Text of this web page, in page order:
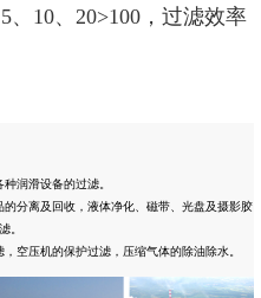
10、20>100，过滤效率
润滑设备的过滤。
分离及回收，液体净化、磁带、光盘及摄影胶
。
空压机的保护过滤，压缩气体的除油除水。